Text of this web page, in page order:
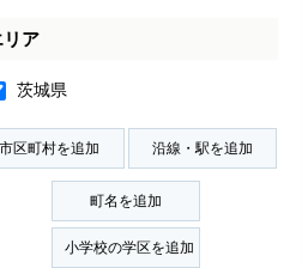
リア
茨城県